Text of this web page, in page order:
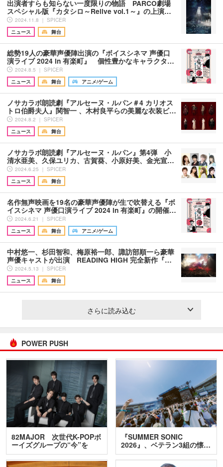
出演者すらも知らない一度限りの物語 PARCO劇場
スペシャル版『カタシロ～Relive vol.1～』の上演…
2024.11.8 ｜ SPICER
ニュース
舞台
総勢19人の豪華声優陣出演の『ボイスシネマ 声優口
演ライブ 2024 in 有楽町』 個性豊かなキャラクタ…
2024.8.5 ｜ SPICER
ニュース
舞台 アニメ/ゲーム
ノサカラボ朗読劇『アルセーヌ・ルパン＃4 カリオス
トロ伯爵夫人』関智一 、木村良平らの美麗な衣装ビ…
2024.8.2 ｜ SPICER
ニュース
舞台
ノサカラボ朗読劇『アルセーヌ・ルパン』第4弾 小
清水亜美、久保ユリカ、古賀葵、小原好美、金光宣…
2024.6.25 ｜ SPICER
ニュース
舞台
名作無声映画を19名の豪華声優陣が生で吹替える『ボ
イスシネマ 声優口演ライブ 2024 in 有楽町』の開催…
2024.6.21 ｜ SPICER
ニュース
舞台 アニメ/ゲーム
中村悠一、杉田智和、梅原裕一郎、諏訪部順一ら豪華
声優キャストが出演 READING HIGH 完全新作『…
2024.5.13 ｜ SPICER
ニュース
舞台
さらに読み込む
POWER PUSH
82MAJOR 次世代K-POPボ
ーイズグループの“今”を
訊…
『SUMMER SONIC
2026』、ベテラン3組の懐…